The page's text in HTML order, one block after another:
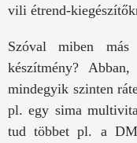
vili étrend-
Szóval miben
készítmény?
mindegyik szinten
pl. egy sima
tud többet pl. a